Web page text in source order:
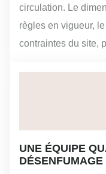
circulation. Le
règles en vigueur,
contraintes du site,
UNE ÉQUIPE
DÉSENFUMAGE